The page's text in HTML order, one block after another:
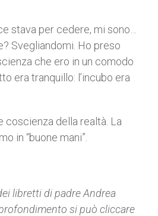
stava per cedere, mi sono…
Svegliandomi. Ho preso
che ero in un comodo
era tranquillo: l’incubo era
coscienza della realtà. La
in “buone mani”.
libretti di padre Andrea
si può cliccare